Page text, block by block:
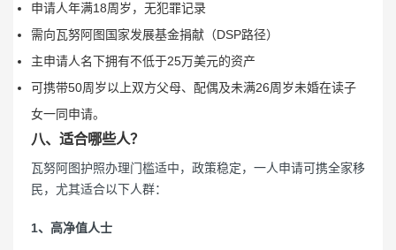
申请人年满18周岁，无犯罪记录
需向瓦努阿图国家发展基金捐献（DSP路径）
主申请人名下拥有不低于25万美元的资产
可携带50周岁以上双方父母、配偶及未满26周岁未婚在读子
女一同申请。
八、适合哪些人？
瓦努阿图护照办理门槛适中，政策稳定，一人申请可携全家移
民，尤其适合以下人群：
1、高净值人士